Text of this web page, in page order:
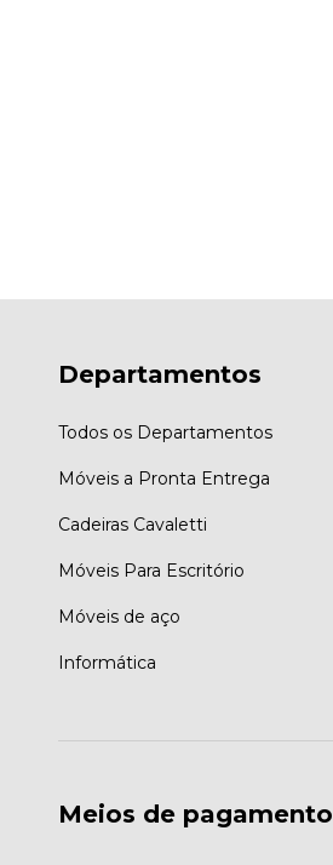
Departamentos
Todos os Departamentos
Móveis a Pronta Entrega
Cadeiras Cavaletti
Móveis Para Escritório
Móveis de aço
Informática
Meios de pagamento